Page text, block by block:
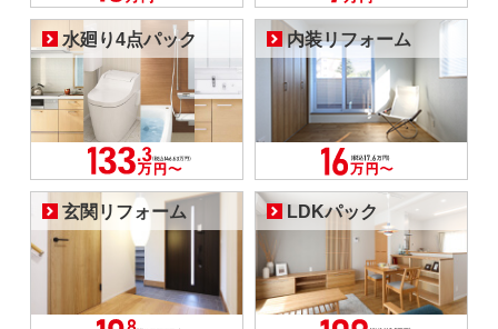
水廻り4点パック 内装リフォーム
玄関リフォーム LDKパック